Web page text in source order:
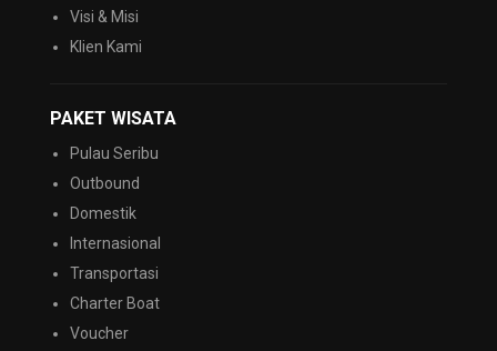
Visi & Misi
Klien Kami
PAKET WISATA
Pulau Seribu
Outbound
Domestik
Internasional
Transportasi
Charter Boat
Voucher